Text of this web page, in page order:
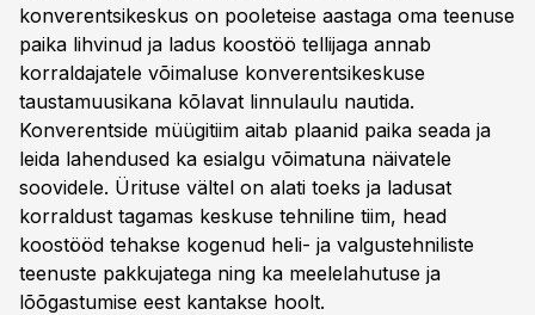
konverentsikeskus on pooleteise aastaga oma teenuse
paika lihvinud ja ladus koostöö tellijaga annab
korraldajatele võimaluse konverentsikeskuse
taustamuusikana kõlavat linnulaulu nautida.
Konverentside müügitiim aitab plaanid paika seada ja
leida lahendused ka esialgu võimatuna näivatele
soovidele. Ürituse vältel on alati toeks ja ladusat
korraldust tagamas keskuse tehniline tiim, head
koostööd tehakse kogenud heli- ja valgustehniliste
teenuste pakkujatega ning ka meelelahutuse ja
lõõgastumise eest kantakse hoolt.